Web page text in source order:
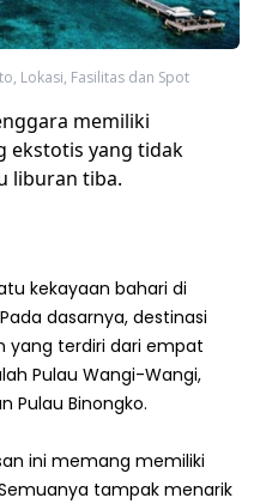
Lokasi, Fasilitas dan Spot
memiliki
ekstotis yang tidak
liburan tiba.
kekayaan bahari di
dasarnya, destinasi
yang terdiri dari empat
Pulau Wangi-Wangi,
Pulau Binongko.
ini memang memiliki
tampak menarik